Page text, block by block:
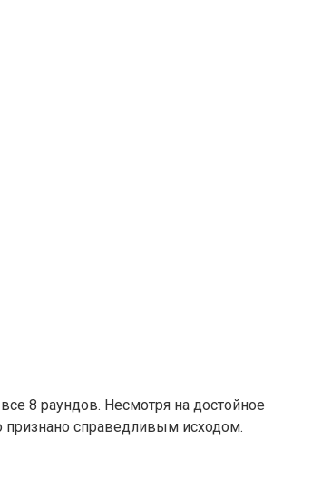
8 раундов. Несмотря на достойное
признано справедливым исходом.